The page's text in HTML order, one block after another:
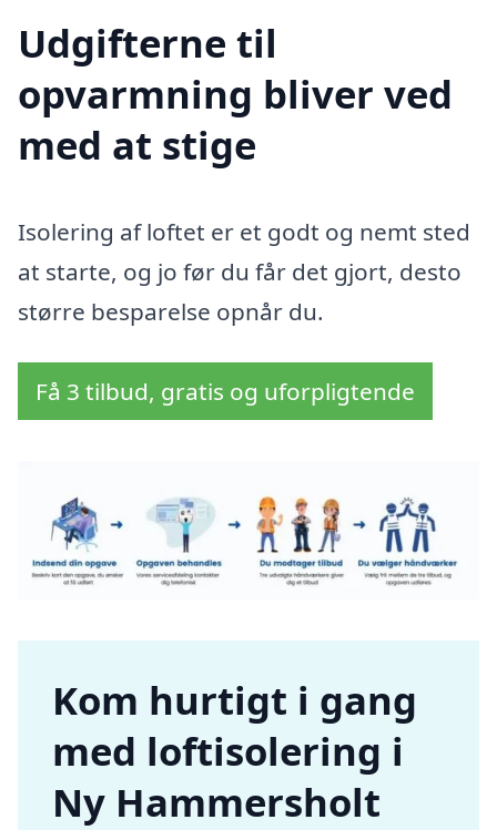
Udgifterne til
opvarmning bliver ved
med at stige
Isolering af loftet er et godt og nemt sted
at starte, og jo før du får det gjort, desto
større besparelse opnår du.
Få 3 tilbud, gratis og uforpligtende
Kom hurtigt i gang
med loftisolering i
Ny Hammersholt